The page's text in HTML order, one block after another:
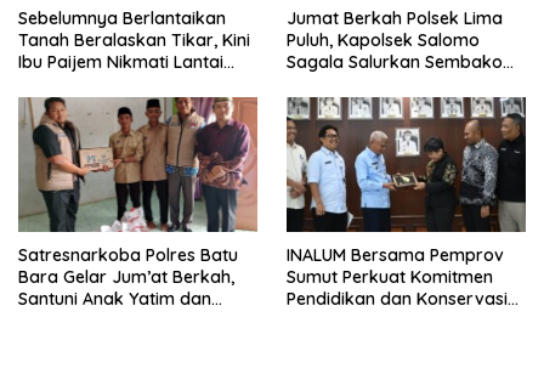
Sebelumnya Berlantaikan
Tanah Beralaskan Tikar, Kini
Ibu Paijem Nikmati Lantai
Satgas TMMD Ke-129 Kodim
0208/Asahan
Jumat Berkah Polsek Lima
Puluh, Kapolsek Salomo
Sagala Salurkan Sembako
Gambus
Satresnarkoba Polres Batu
Bara Gelar Jum’at Berkah,
Santuni Anak Yatim dan
INALUM Bersama Pemprov
Sumut Perkuat Komitmen
Pendidikan dan Konservasi